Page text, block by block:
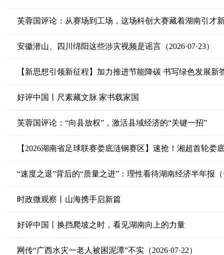
芙蓉国评论：从赛场到工场，这场科创大赛藏着湖南引才
安徽潜山、四川绵阳这些涉灾视频是谣言（2026·07·23）
【新思想引领新征程】加力推进节能降碳 书写绿色发展新
好评中国丨尺素藏文脉 家书载家国
芙蓉国评论：“向县放权”，激活县域经济的“关键一招”
【2026湖南省足球联赛娄底涟钢赛区】速抢！湘超首轮娄
“速度之退”背后的“质量之进”：理性看待湖南经济半年报
时政微观察丨山海携手启新篇
好评中国丨换挡爬坡之时，看见湖南向上的力量
网传“广西水灾一老人被困泥潭”不实（2026·07·22）